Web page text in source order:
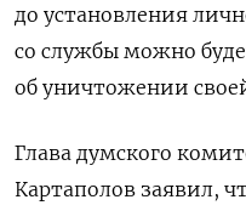
до установления
со службы можно
об уничтожении
Глава думского
Картаполов заявил,